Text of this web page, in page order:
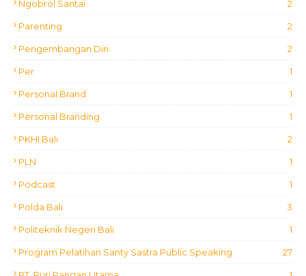
Ngobrol Santai 2
Parenting 2
Pengembangan Diri 2
Per 1
Personal Brand 1
Personal Branding 1
PKHI Bali 2
PLN 1
Podcast 1
Polda Bali 3
Politeknik Negeri Bali 1
Program Pelatihan Santy Sastra Public Speaking 27